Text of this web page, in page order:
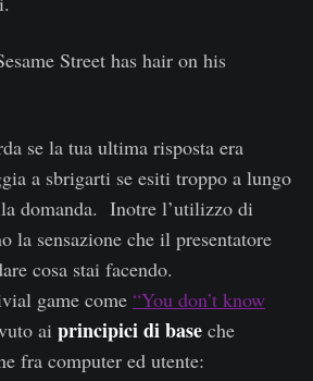
Street has hair on his
se la tua ultima risposta era
a sbrigarti se esiti troppo a lungo
domanda. Inotre l’utilizzo di
la sensazione che il presentatore
cosa stai facendo.
game come “You don’t know
ai principici di base che
fra computer ed utente: